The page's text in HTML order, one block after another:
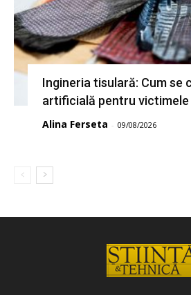
Ingineria tisulară: Cum se
artificială pentru victimele
Alina Ferseta - 09/08/2026